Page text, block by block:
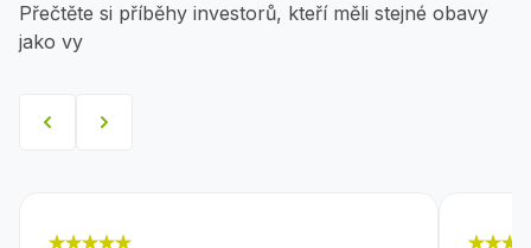
Přečtěte si příběhy investorů, kteří měli stejné obavy
jako vy